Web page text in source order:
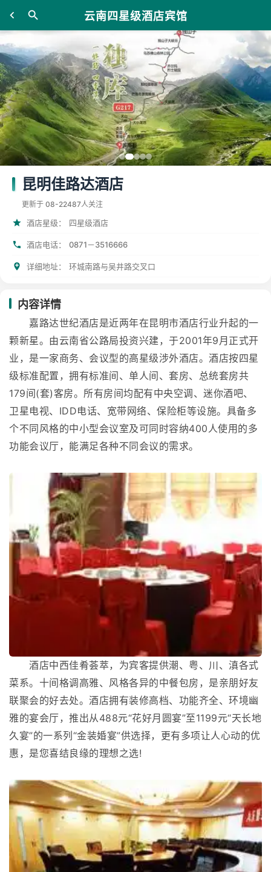
云南四星级酒店宾馆
昆明佳路达酒店
更新于 08-22487人关注
酒店星级： 四星级酒店
酒店电话： 0871－3516666
详细地址： 环城南路与吴井路交叉口
内容详情
嘉路达世纪酒店是近两年在昆明市酒店行业升起的一
颗新星。由云南省公路局投资兴建，于2001年9月正式开
业，是一家商务、会议型的高星级涉外酒店。酒店按四星
级标准配置，拥有标准间、单人间、套房、总统套房共
179间(套)客房。所有房间均配有中央空调、迷你酒吧、
卫星电视、IDD电话、宽带网络、保险柜等设施。具备多
个不同风格的中小型会议室及可同时容纳400人使用的多
功能会议厅，能满足各种不同会议的需求。
酒店中西佳肴荟萃，为宾客提供潮、粤、川、滇各式
菜系。十间格调高雅、风格各异的中餐包房，是亲朋好友
联聚会的好去处。酒店拥有装修高档、功能齐全、环境幽
雅的宴会厅，推出从488元“花好月圆宴”至1199元“天长地
久宴”的一系列“金装婚宴”供选择，更有多项让人心动的优
惠，是您喜结良缘的理想之选!